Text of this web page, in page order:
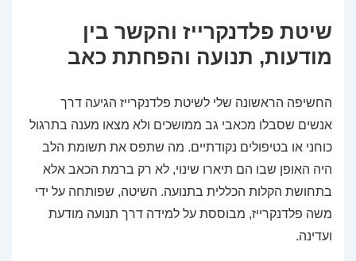
שיטת פלדנקרייז והקשר בין
מודעות, תנועה והפחתת כאב
החשיפה הראשונה שלי לשיטת פלדנקרייז הגיעה דרך
אנשים שסבלו מכאבי גב ממושכים ולא מצאו מענה בתרגול
כוחני או בטיפולים נקודתיים. מה שתפס את תשומת הלב
היה האופן שבו הם תיארו שינוי, לא רק ברמת הכאב אלא
בתחושת הקלות הכללית בתנועה. השיטה, שפותחה על ידי
משה פלדנקרייז, מבוססת על למידה דרך תנועה מודעת
ועדינה.